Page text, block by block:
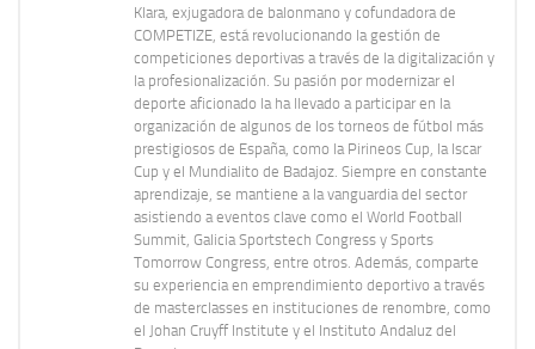
Klara, exjugadora de balonmano y cofundadora de
COMPETIZE, está revolucionando la gestión de
competiciones deportivas a través de la digitalización y
la profesionalización. Su pasión por modernizar el
deporte aficionado la ha llevado a participar en la
organización de algunos de los torneos de fútbol más
prestigiosos de España, como la Pirineos Cup, la Iscar
Cup y el Mundialito de Badajoz. Siempre en constante
aprendizaje, se mantiene a la vanguardia del sector
asistiendo a eventos clave como el World Football
Summit, Galicia Sportstech Congress y Sports
Tomorrow Congress, entre otros. Además, comparte
su experiencia en emprendimiento deportivo a través
de masterclasses en instituciones de renombre, como
el Johan Cruyff Institute y el Instituto Andaluz del